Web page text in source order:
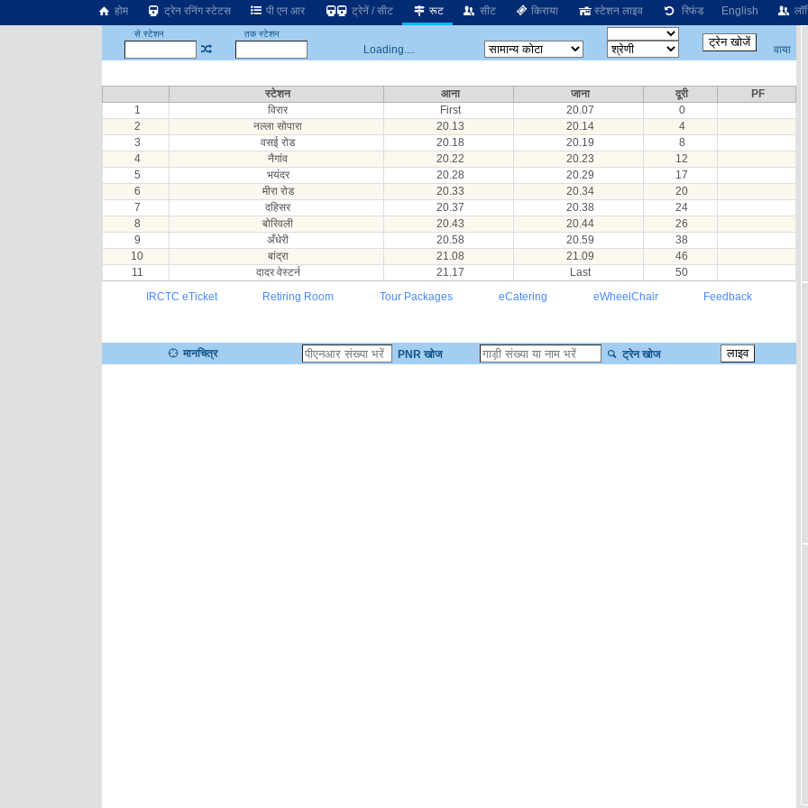
होम ट्रेन रनिंग स्टेटस पी एन आर ट्रेनें / सीट रूट सीट किराया स्टेशन लाइव रिफंड English
से स्टेशन तक स्टेशन
Loading.... वाया
स्टेशन आना जाना दूरी
PF
1
विरार First 20.07
0
2
नल्ला सोपारा 20.13 20.14
4
3
वसई रोड 20.18 20.19
8
4
नैगांव 20.22 20.23
12
5
भयंदर 20.28 20.29
17
6
मीरा रोड 20.33 20.34
20
7
दहिसर 20.37 20.38
24
8
बोरिवली 20.43 20.44
26
9
अँधेरी 20.58 20.59
38
10
बांद्रा 21.08 21.09
46
11
दादर वेस्टर्न 21.17 Last
50
IRCTC eTicket
Retiring Room Tour Packages eCatering eWheelChair Feedback
मानचित्र PNR खोज ट्रेन खोज